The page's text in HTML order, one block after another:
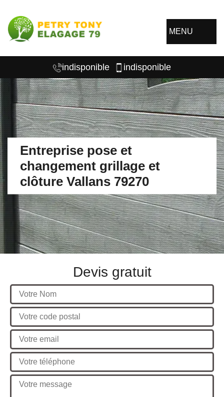
MENU
indisponible indisponible
Entreprise pose et
changement grillage et
clôture Vallans 79270
Devis gratuit